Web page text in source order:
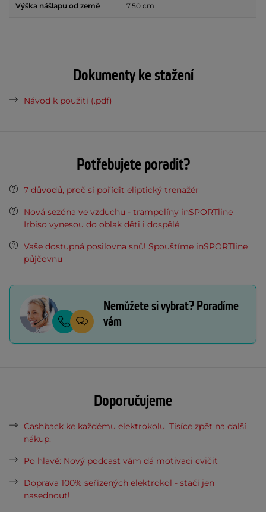
Výška nášlapu od země 7.50 cm
Dokumenty ke stažení
Návod k použití (.pdf)
Potřebujete poradit?
7 důvodů, proč si pořídit eliptický trenažér
Nová sezóna ve vzduchu - trampolíny inSPORTline
Irbiso vynesou do oblak děti i dospělé
Vaše dostupná posilovna snů! Spouštíme inSPORTline
půjčovnu
Nemůžete si vybrat? Poradíme
vám
Doporučujeme
Cashback ke každému elektrokolu. Tisíce zpět na další
nákup.
Po hlavě: Nový podcast vám dá motivaci cvičit
Doprava 100% seřízených elektrokol - stačí jen
nasednout!